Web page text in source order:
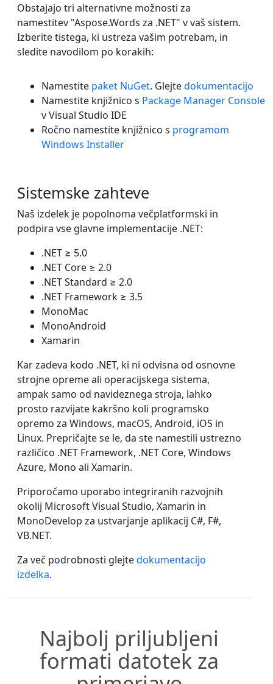
Obstajajo tri alternativne možnosti za
namestitev "Aspose.Words za .NET" v vaš sistem.
Izberite tistega, ki ustreza vašim potrebam, in
sledite navodilom po korakih:
Namestite paket NuGet. Glejtedokumentacijo
Namestite knjižnico s Package Manager Console
v Visual Studio IDE
Ročno namestite knjižnico s programom
Windows Installer
Sistemske zahteve
Naš izdelek je popolnoma večplatformski in
podpira vse glavne implementacije .NET:
.NET ≥ 5.0
.NET Core ≥ 2.0
.NET Standard ≥ 2.0
.NET Framework ≥ 3.5
MonoMac
MonoAndroid
Xamarin
Kar zadeva kodo .NET, ki ni odvisna od osnovne
strojne opreme ali operacijskega sistema,
ampak samo od navideznega stroja, lahko
prosto razvijate kakršno koli programsko
opremo za Windows, macOS, Android, iOS in
Linux. Prepričajte se le, da ste namestili ustrezno
različico .NET Framework, .NET Core, Windows
Azure, Mono ali Xamarin.
Priporočamo uporabo integriranih razvojnih
okolij Microsoft Visual Studio, Xamarin in
MonoDevelop za ustvarjanje aplikacij C#, F#,
VB.NET.
Za več podrobnosti glejtedokumentacijo
izdelka.
Najbolj priljubljeni
formati datotek za